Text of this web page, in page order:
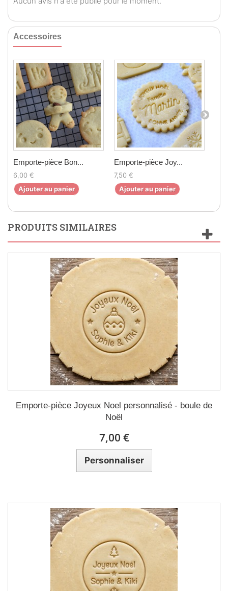
Accessoires
Emporte-pièce Bon...
6,00 €
Ajouter au panier
Emporte-pièce Joy...
7,50 €
Ajouter au panier
PRODUITS SIMILAIRES
Emporte-pièce Joyeux Noel personnalisé - boule de
Noël
7,00 €
Personnaliser